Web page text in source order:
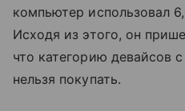
компьютер использовал
Исходя из этого, он
что категорию девайсов
нельзя покупать.